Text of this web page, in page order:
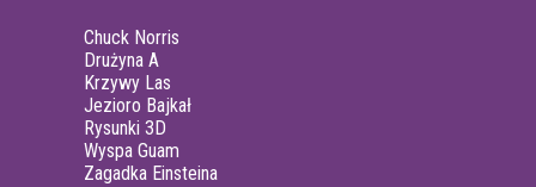
Chuck Norris
Drużyna A
Krzywy Las
Jezioro Bajkał
Rysunki 3D
Wyspa Guam
Zagadka Einsteina